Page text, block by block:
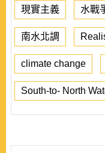
現實主義 水戰
南水北調
climate change
South-to- North